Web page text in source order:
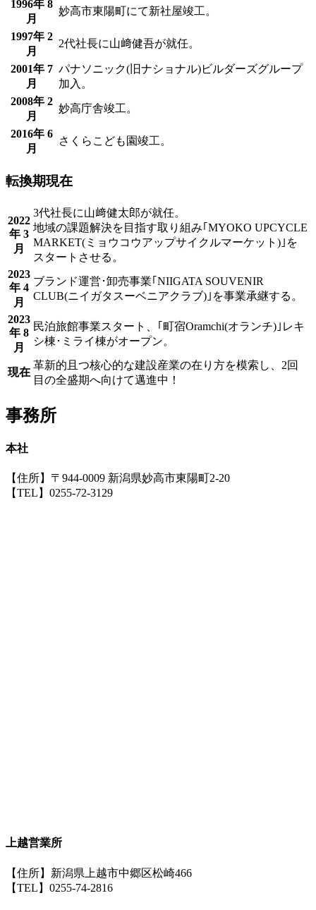
1996年 8
月
妙高市東陽町にて新社屋竣工。
1997年 2
月
2代社長に山﨑健吾が就任。
2001年 7
月
パナソニック(旧ナショナル)ビルダーズグループ
加入。
2008年 2
月
妙高庁舎竣工。
2016年 6
月
さくらこども園竣工。
転換期現在
2022
年 3
月
3代社長に山﨑健太郎が就任。
地域の課題解決を目指す取り組み｢MYOKO UPCYCLE
MARKET(ミョウコウアップサイクルマーケット)｣を
スタートさせる。
2023
年 4
月
ブランド運営･卸売事業｢NIIGATA SOUVENIR
CLUB(ニイガタスーベニアクラブ)｣を事業承継する。
2023
年 8
月
民泊旅館事業スタート、｢町宿Oramchi(オランチ)｣レキ
シ棟･ミライ棟がオープン。
現在
革新的且つ核心的な建設産業の在り方を模索し、2回
目の全盛期へ向けて邁進中！
事務所
本社
【住所】〒944-0009 新潟県妙高市東陽町2-20
【TEL】0255-72-3129
上越営業所
【住所】新潟県上越市中郷区松崎466
【TEL】0255-74-2816